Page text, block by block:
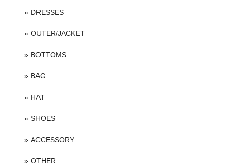
DRESSES
OUTER/JACKET
BOTTOMS
BAG
HAT
SHOES
ACCESSORY
OTHER